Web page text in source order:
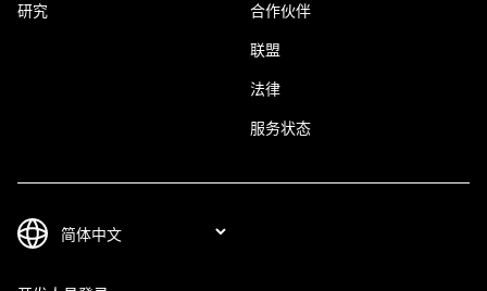
研究 合作伙伴
联盟
法律
服务状态